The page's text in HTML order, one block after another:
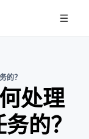
的？
处理
的？